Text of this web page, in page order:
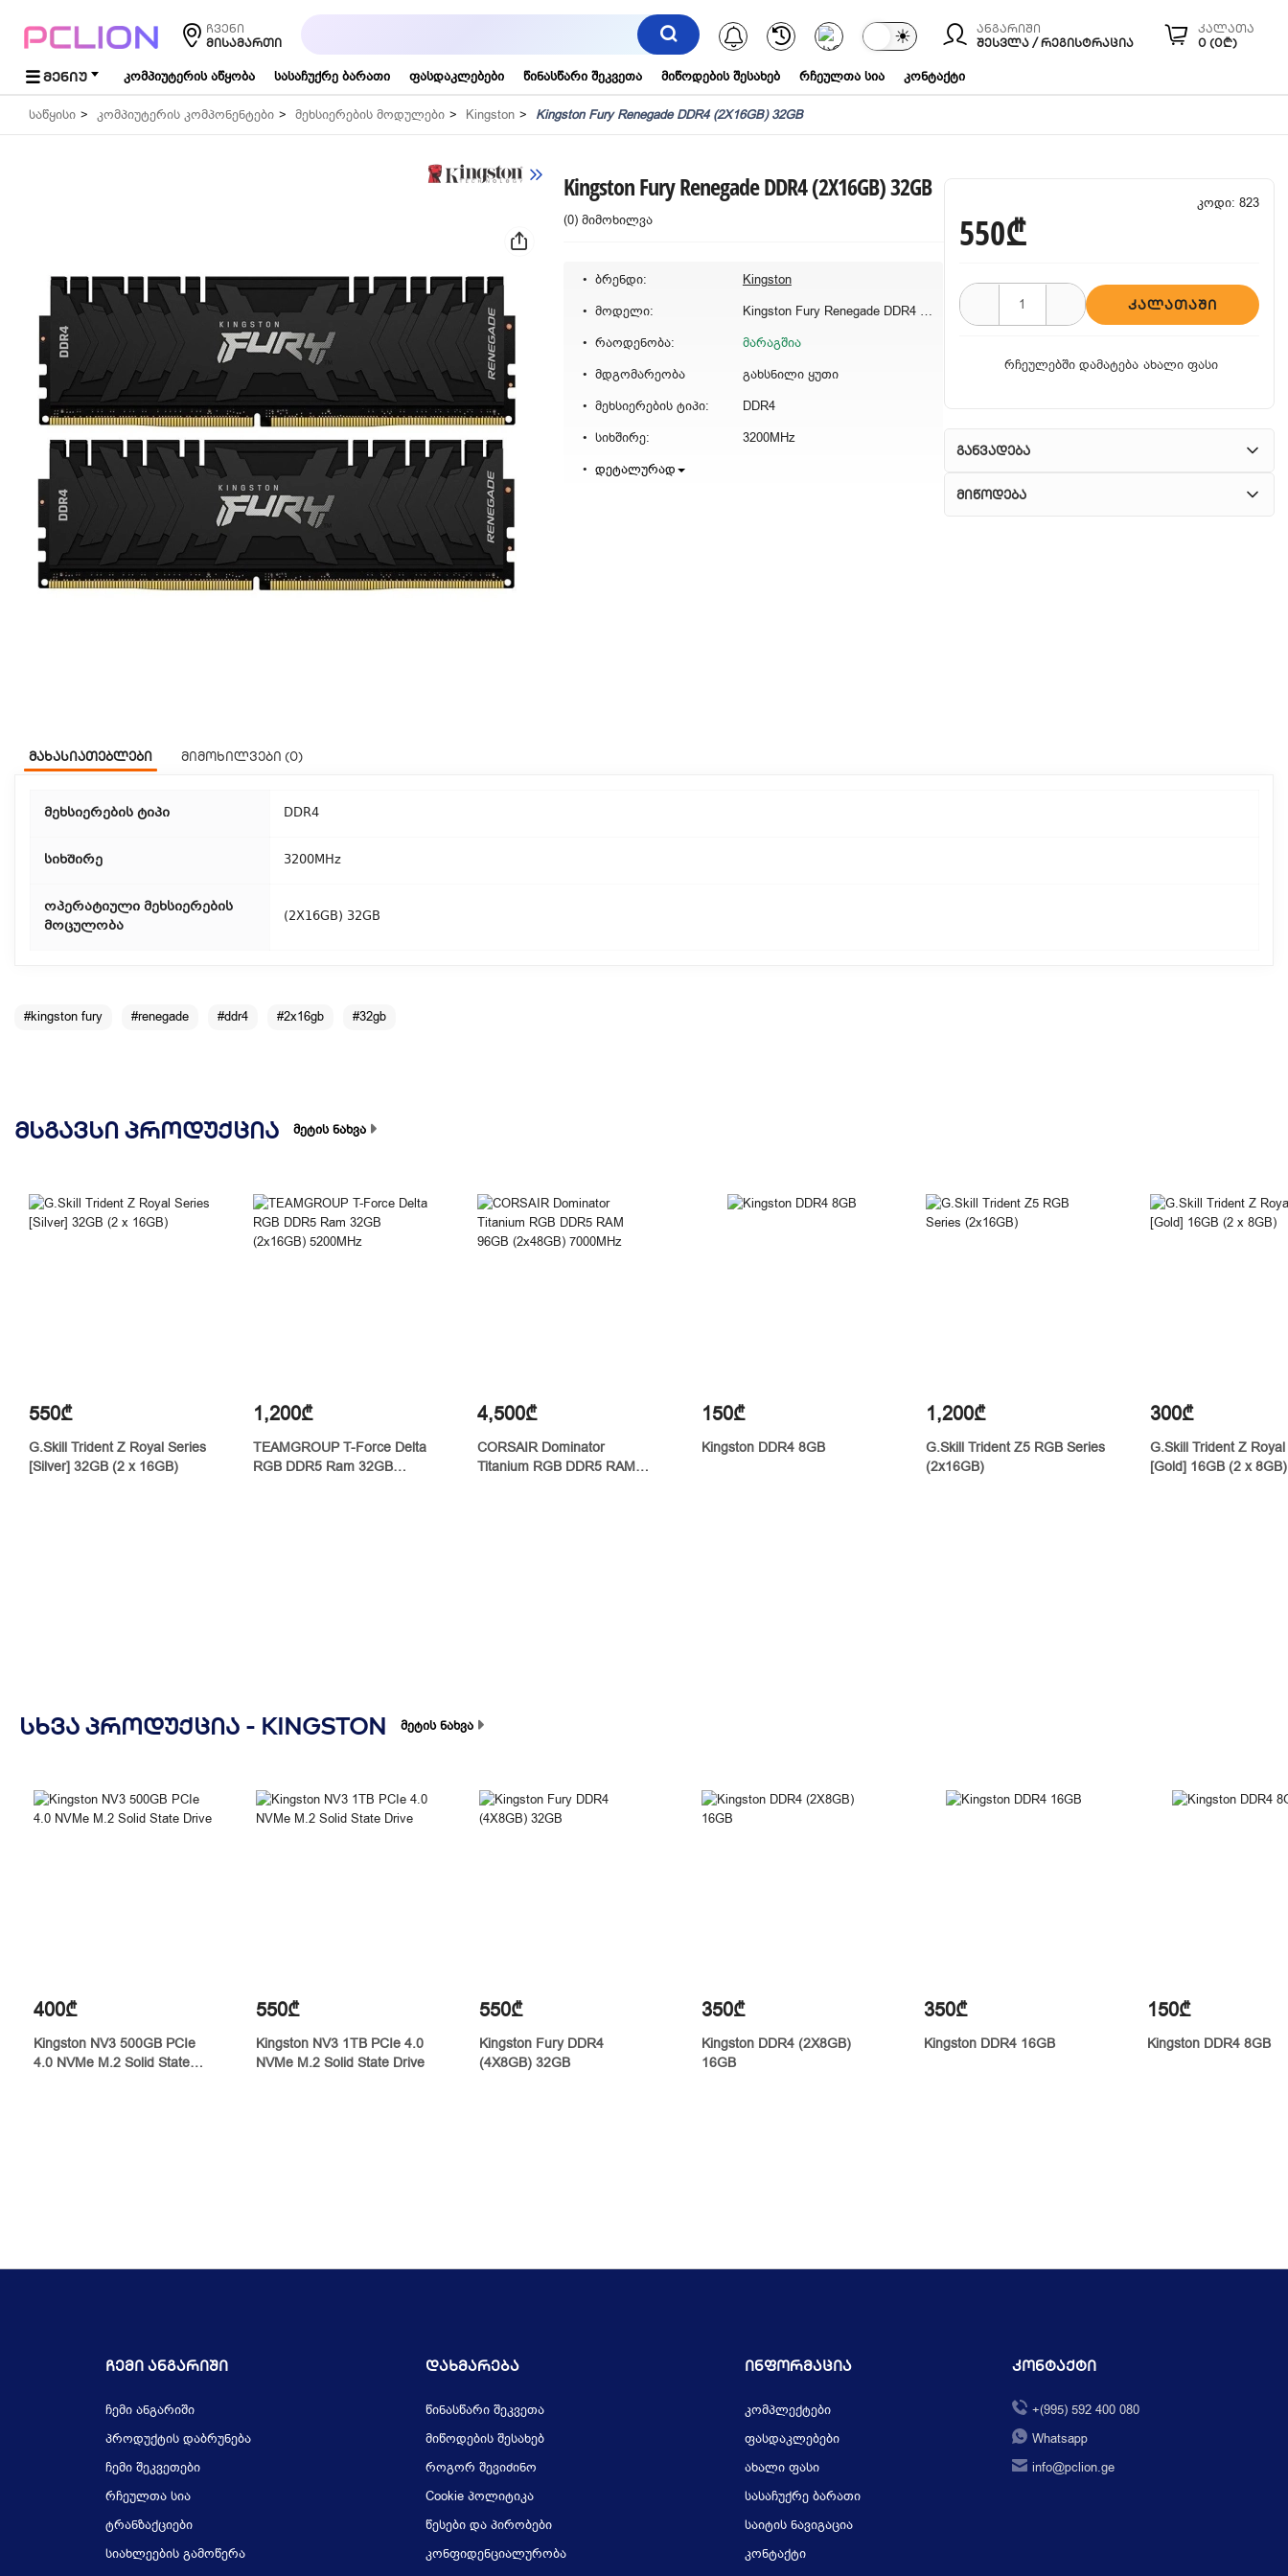
ჩვენი
ᲛᲘᲡᲐᲛᲐᲠᲗᲘ
კალათა
0 (0₾)
ანგარიში
ᲨᲔᲡᲕᲚᲐ / ᲠᲔᲒᲘᲡᲢᲠᲐᲪᲘᲐ
☀
შეტყობინებები
ᲛᲔᲜᲘᲣ კომპიუტერის აწყობა სასაჩუქრე ბარათი ფასდაკლებები წინასწარი შეკვეთა მიწოდების შესახებ რჩეულთა სია კონტაქტი
საწყისი კომპიუტერის კომპონენტები მეხსიერების მოდულები Kingston Kingston Fury Renegade DDR4 (2X16GB) 32GB
Kingston Fury Renegade DDR4 (2X16GB) 32GB
(0) მიმოხილვა
ბრენდი:
Kingston
მოდელი:
Kingston Fury Renegade DDR4 (2X16GB) 32GB
რაოდენობა:
მარაგშია
მდგომარეობა
გახსნილი ყუთი
მეხსიერების ტიპი:
DDR4
სიხშირე:
3200MHz
დეტალურად
კოდი: 823
550₾
ᲙᲐᲚᲐᲗᲐᲨᲘ
რჩეულებში დამატება ახალი ფასი
განვადება
მიწოდება
მახასიათებლები მიმოხილვები (0)
მეხსიერების ტიპი DDR4
სიხშირე 3200MHz
ოპერატიული მეხსიერების
მოცულობა
(2X16GB) 32GB
#kingston fury #renegade #ddr4 #2x16gb #32gb
ᲛᲡᲒᲐᲕᲡᲘ ᲞᲠᲝᲓᲣᲥᲪᲘᲐ მეტის ნახვა
550₾
G.Skill Trident Z Royal Series
[Silver] 32GB (2 x 16GB)
1,200₾
TEAMGROUP T-Force Delta
RGB DDR5 Ram 32GB
4,500₾
CORSAIR Dominator
Titanium RGB DDR5 RAM
150₾
Kingston DDR4 8GB
1,200₾
G.Skill Trident Z5 RGB Series
(2x16GB)
300₾
G.Skill Trident Z
[Gold] 16GB (2 x 8GB)
ᲡᲮᲕᲐ ᲞᲠᲝᲓᲣᲥᲪᲘᲐ - KINGSTON მეტის ნახვა
400₾
Kingston NV3 500GB PCIe
4.0 NVMe M.2 Solid State
550₾
Kingston NV3 1TB PCIe 4.0
NVMe M.2 Solid State Drive
550₾
Kingston Fury DDR4
(4X8GB) 32GB
350₾
Kingston DDR4 (2X8GB)
16GB
350₾
Kingston DDR4 16GB
150₾
Kingston DDR4 8GB
Ჩემი Ანგარიში
ჩემი ანგარიში
პროდუქტის დაბრუნება
ჩემი შეკვეთები
რჩეულთა სია
ტრანზაქციები
სიახლეების გამოწერა
Დახმარება
წინასწარი შეკვეთა
მიწოდების შესახებ
როგორ შევიძინო
Cookie პოლიტიკა
წესები და პირობები
კონფიდენციალურობა
Ინფორმაცია
კომპლექტები
ფასდაკლებები
ახალი ფასი
სასაჩუქრე ბარათი
საიტის ნავიგაცია
კონტაქტი
Კონტაქტი
+(995) 592 400 080
Whatsapp
info@pclion.ge